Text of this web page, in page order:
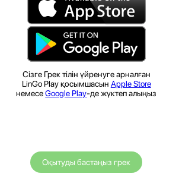
Сізге Грек тілін үйренуге арналған
LinGo Play қосымшасын Apple Store
немесеGoogle Play-де жүктеп алыңыз
Оқытуды бастаңыз грек